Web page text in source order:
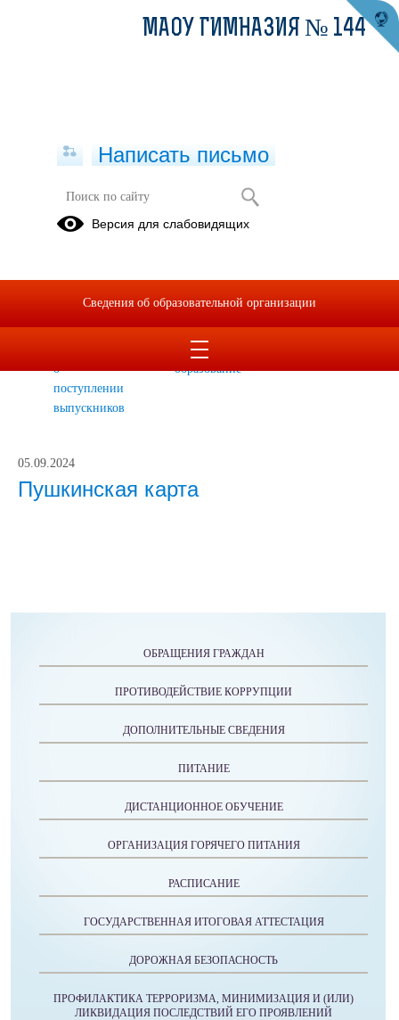
Школьная жизнь
Школьная
Проекты и
Для
о
поступлении
выпускников
Дополнительное
образование
05.09.2024
Пушкинская карта
ОБРАЩЕНИЯ ГРАЖДАН
ПРОТИВОДЕЙСТВИЕ КОРРУПЦИИ
ДОПОЛНИТЕЛЬНЫЕ СВЕДЕНИЯ
ПИТАНИЕ
ДИСТАНЦИОННОЕ ОБУЧЕНИЕ
ОРГАНИЗАЦИЯ ГОРЯЧЕГО ПИТАНИЯ
РАСПИСАНИЕ
ГОСУДАРСТВЕННАЯ ИТОГОВАЯ АТТЕСТАЦИЯ
ДОРОЖНАЯ БЕЗОПАСНОСТЬ
ПРОФИЛАКТИКА ТЕРРОРИЗМА, МИНИМИЗАЦИЯ И (ИЛИ)
ЛИКВИДАЦИЯ ПОСЛЕДСТВИЙ ЕГО ПРОЯВЛЕНИЙ
МАОУ ГИМНАЗИЯ № 144
Написать письмо
Версия для слабовидящих
Сведения об образовательной организации